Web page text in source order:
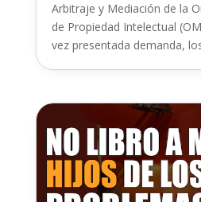
Arbitraje y Mediación de la
de Propiedad Intelectual
vez presentada demanda,